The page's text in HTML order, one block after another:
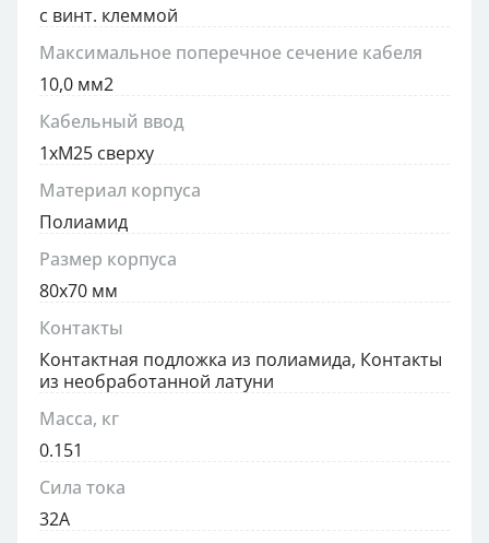
с винт. клеммой
Максимальное поперечное сечение кабеля
10,0 мм2
Кабельный ввод
1xM25 сверху
Материал корпуса
Полиамид
Размер корпуса
80x70 мм
Контакты
Контактная подложка из полиамида, Контакты
из необработанной латуни
Масса, кг
0.151
Сила тока
32А